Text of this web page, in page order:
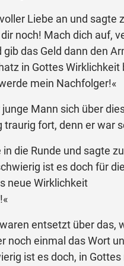
Liebe an und sagte
noch! Mach dich auf,
das Geld dann den
in Gottes Wirklichkeit
mein Nachfolger!«
Mann sich über
traurig fort, denn er war
die Runde und sagte
ist es doch für
neue Wirklichkeit
entsetzt über das,
noch einmal das Wort
ist es doch, in Gottes